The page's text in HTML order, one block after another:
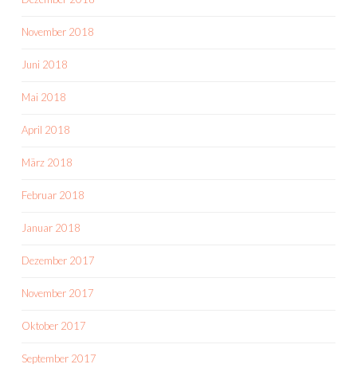
November 2018
Juni 2018
Mai 2018
April 2018
März 2018
Februar 2018
Januar 2018
Dezember 2017
November 2017
Oktober 2017
September 2017